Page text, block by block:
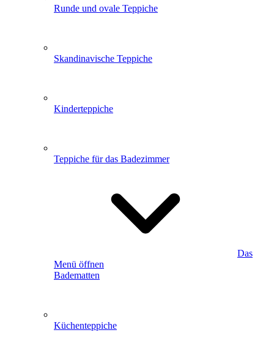
Runde und ovale Teppiche
Skandinavische Teppiche
Kinderteppiche
Teppiche für das Badezimmer
Das
Menü öffnen
Badematten
Küchenteppiche